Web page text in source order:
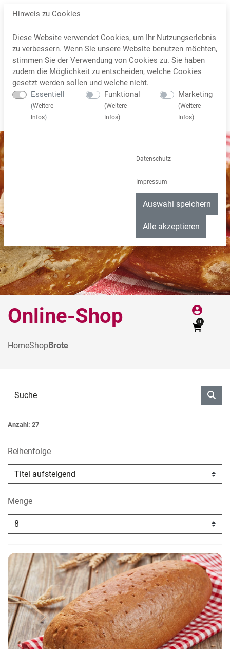
account_circle
0
Online-Shop
HomeShopBrote
Anzahl: 27
Reihenfolge
Menge
Hinweis zu Cookies
Diese Website verwendet Cookies, um Ihr Nutzungserlebnis
zu verbessern. Wenn Sie unsere Website benutzen möchten,
stimmen Sie der Verwendung von Cookies zu. Sie haben
zudem die Möglichkeit zu entscheiden, welche Cookies
gesetzt werden sollen und welche nicht.
Essentiell
(Weitere
Infos)
Funktional
(Weitere
Infos)
Marketing
(Weitere
Infos)
Datenschutz
Impressum
Auswahl speichern
Alle akzeptieren